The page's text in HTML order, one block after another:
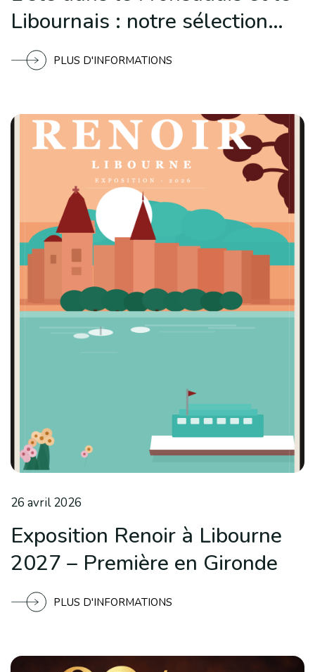
Libournais : notre sélection
d’expériences à ne pas
manquer
PLUS D'INFORMATIONS
26 avril 2026
Exposition Renoir à Libourne
2027 – Première en Gironde
PLUS D'INFORMATIONS